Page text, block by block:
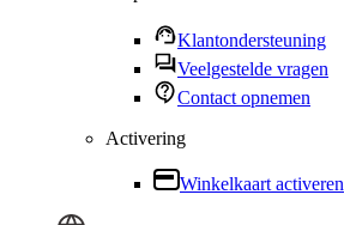
Klantondersteuning
Veelgestelde vragen
Contact opnemen
Activering
Winkelkaart activeren